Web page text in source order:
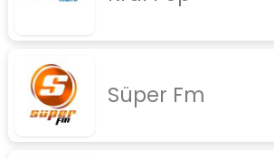
jazz
rap
diger
Süper Fm